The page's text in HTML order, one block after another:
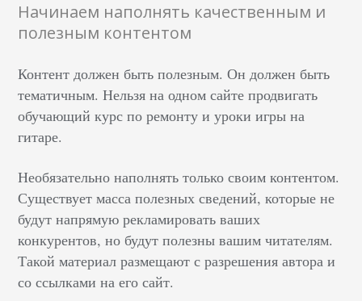
Начинаем наполнять качественным и
полезным контентом
Контент должен быть полезным. Он должен быть
тематичным. Нельзя на одном сайте продвигать
обучающий курс по ремонту и уроки игры на
гитаре.
Необязательно наполнять только своим контентом.
Существует масса полезных сведений, которые не
будут напрямую рекламировать ваших
конкурентов, но будут полезны вашим читателям.
Такой материал размещают с разрешения автора и
со ссылками на его сайт.